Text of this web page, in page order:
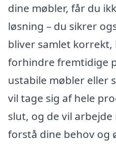
dine møbler, får du
løsning – du sikrer
bliver samlet korrekt,
forhindre fremtidige
ustabile møbler eller
vil tage sig af hele
slut, og de vil
forstå dine behov og